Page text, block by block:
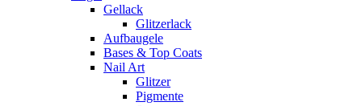
Gellack
Glitzerlack
Aufbaugele
Bases & Top Coats
Nail Art
Glitzer
Pigmente